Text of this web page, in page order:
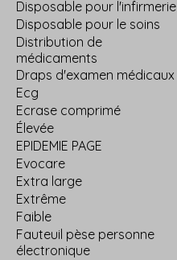
Disposable pour l'infirmerie
Disposable pour le soins
Distribution de
médicaments
Draps d'examen médicaux
Ecg
Ecrase comprimé
Élevée
EPIDEMIE PAGE
Evocare
Extra large
Extrême
Faible
Fauteuil pèse personne
électronique